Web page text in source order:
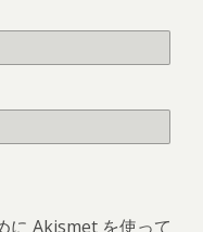
に Akismet を使って